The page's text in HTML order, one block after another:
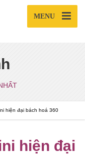
MENU
hiện đại bách hoá 360
hiện đại